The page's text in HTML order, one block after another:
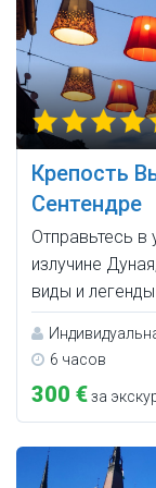
Крепость
Сентендре
Отправьтесь в
излучине
виды и
6 часов
300 €за